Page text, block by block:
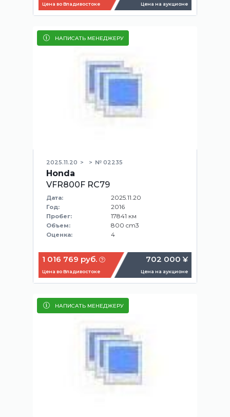
Цена во Владивостоке Цена на аукционе
НАПИСАТЬ МЕНЕДЖЕРУ
2025.11.20 № 02235
Honda
VFR800F RC79
Дата: 2025.11.20
Год: 2016
Пробег: 17841 км
Объем: 800 cm3
Оценка: 4
1 016 769 руб.
Цена во Владивостоке
702 000 ¥
Цена на аукционе
НАПИСАТЬ МЕНЕДЖЕРУ